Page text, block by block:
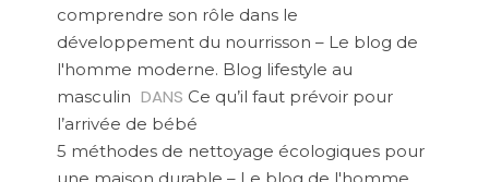
comprendre son rôle dans le
développement du nourrisson – Le blog de
l'homme moderne. Blog lifestyle au
masculin DANS Ce qu’il faut prévoir pour
l’arrivée de bébé
5 méthodes de nettoyage écologiques pour